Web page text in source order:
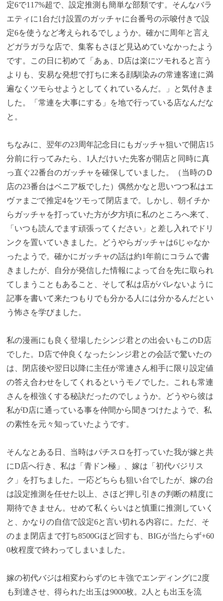
定6で117%超で、設定推測も簡単な部類です。そんなバラ
エティに1台だけ設置のガッチャに台番号の示唆付きで設
定6を使うなど考えられるでしょうか。確かに周年と言え
どガラガラな店で、集客もさほど見込めていなかったよう
です。この日に初めて「あぁ、D店は楽にツモれると言う
よりも、安易な発想で打ちに来る顔馴染みの常連客達に満
遍なくツモらせようとしてくれているんだ。」と気付きま
した。「常連を大事にする」を地で行っている店なんだな
と。
ちなみに、翌年の23周年記念日にもガッチャ狙いで開店15
分前に行ってみたら、1人だけいた先客が開店と同時に真
っ直ぐ22番台のガッチャを確保していました。（当時のＤ
店の23番台はベニア板でした）偶然かなと思いつつ私はエ
ヴァまごで推定4をツモって閉店まで。しかし、朝イチか
らガッチャを打っていた方が夕方頃に私のところへ来て、
「いつも読んでます頑張ってください」と差し入れでドリ
ンクを置いていきました。どうやらガッチャは6じゃなか
ったようで。確かにガッチャの話は約1年前にコラムで書
きましたが、自分が発信した情報によって台を先に取られ
てしまうこともあること、そして私は店がバレないように
記事を書いて来たつもりでも分かる人には分かるんだとい
う怖さを学びました。
私の漫画にも良く登場したシンジ君との出会いもこのD店
でした。D店で仲良くなったシンジ君との会話で驚いたの
は、閉店後や翌日以降に主任が常連さん相手に限り設定値
の答え合わせをしてくれるというモノでした。これも常連
さんを根強くする秘訣だったのでしょうか。どうやら彼は
私がD店に通っている事を仲間から聞きつけたようで、私
の素性を元々知っていたようです。
そんなとある日、当時はパチスロを打っていた我が嫁と共
にD店へ行き、私は「青ドン極」、嫁は「初代バジリス
ク」を打ちました。一応どちらも狙い台でしたが、嫁の台
は設定推測を任せた以上、さほど押し引きの判断の精度に
期待できません。せめて私くらいはと慎重に推測していく
と、かなりの自信で設定6と言い切れる内容に。ただ、そ
のまま閉店まで打ち8500Gほど回すも、BIGが当たらず+60
0枚程度で終わってしまいました。
嫁の初代バジは相変わらずのヒキ強でエンディングに2度
も到達させ、得られた出玉は9000枚。2人とも出玉を流